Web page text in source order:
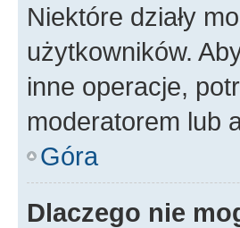
Niektóre działy
użytkowników.
inne operacje,
moderatorem lub
Góra
Dlaczego nie